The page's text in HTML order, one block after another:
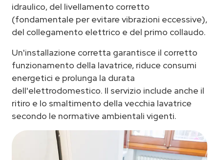
idraulico, del livellamento corretto
(fondamentale per evitare vibrazioni eccessive),
del collegamento elettrico e del primo collaudo.
Un'installazione corretta garantisce il corretto
funzionamento della lavatrice, riduce consumi
energetici e prolunga la durata
dell'elettrodomestico. Il servizio include anche il
ritiro e lo smaltimento della vecchia lavatrice
secondo le normative ambientali vigenti.